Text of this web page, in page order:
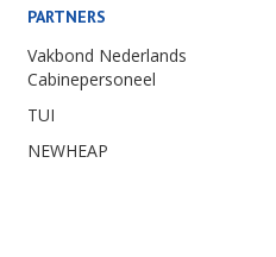
PARTNERS
Vakbond Nederlands
Cabinepersoneel
TUI
NEWHEAP